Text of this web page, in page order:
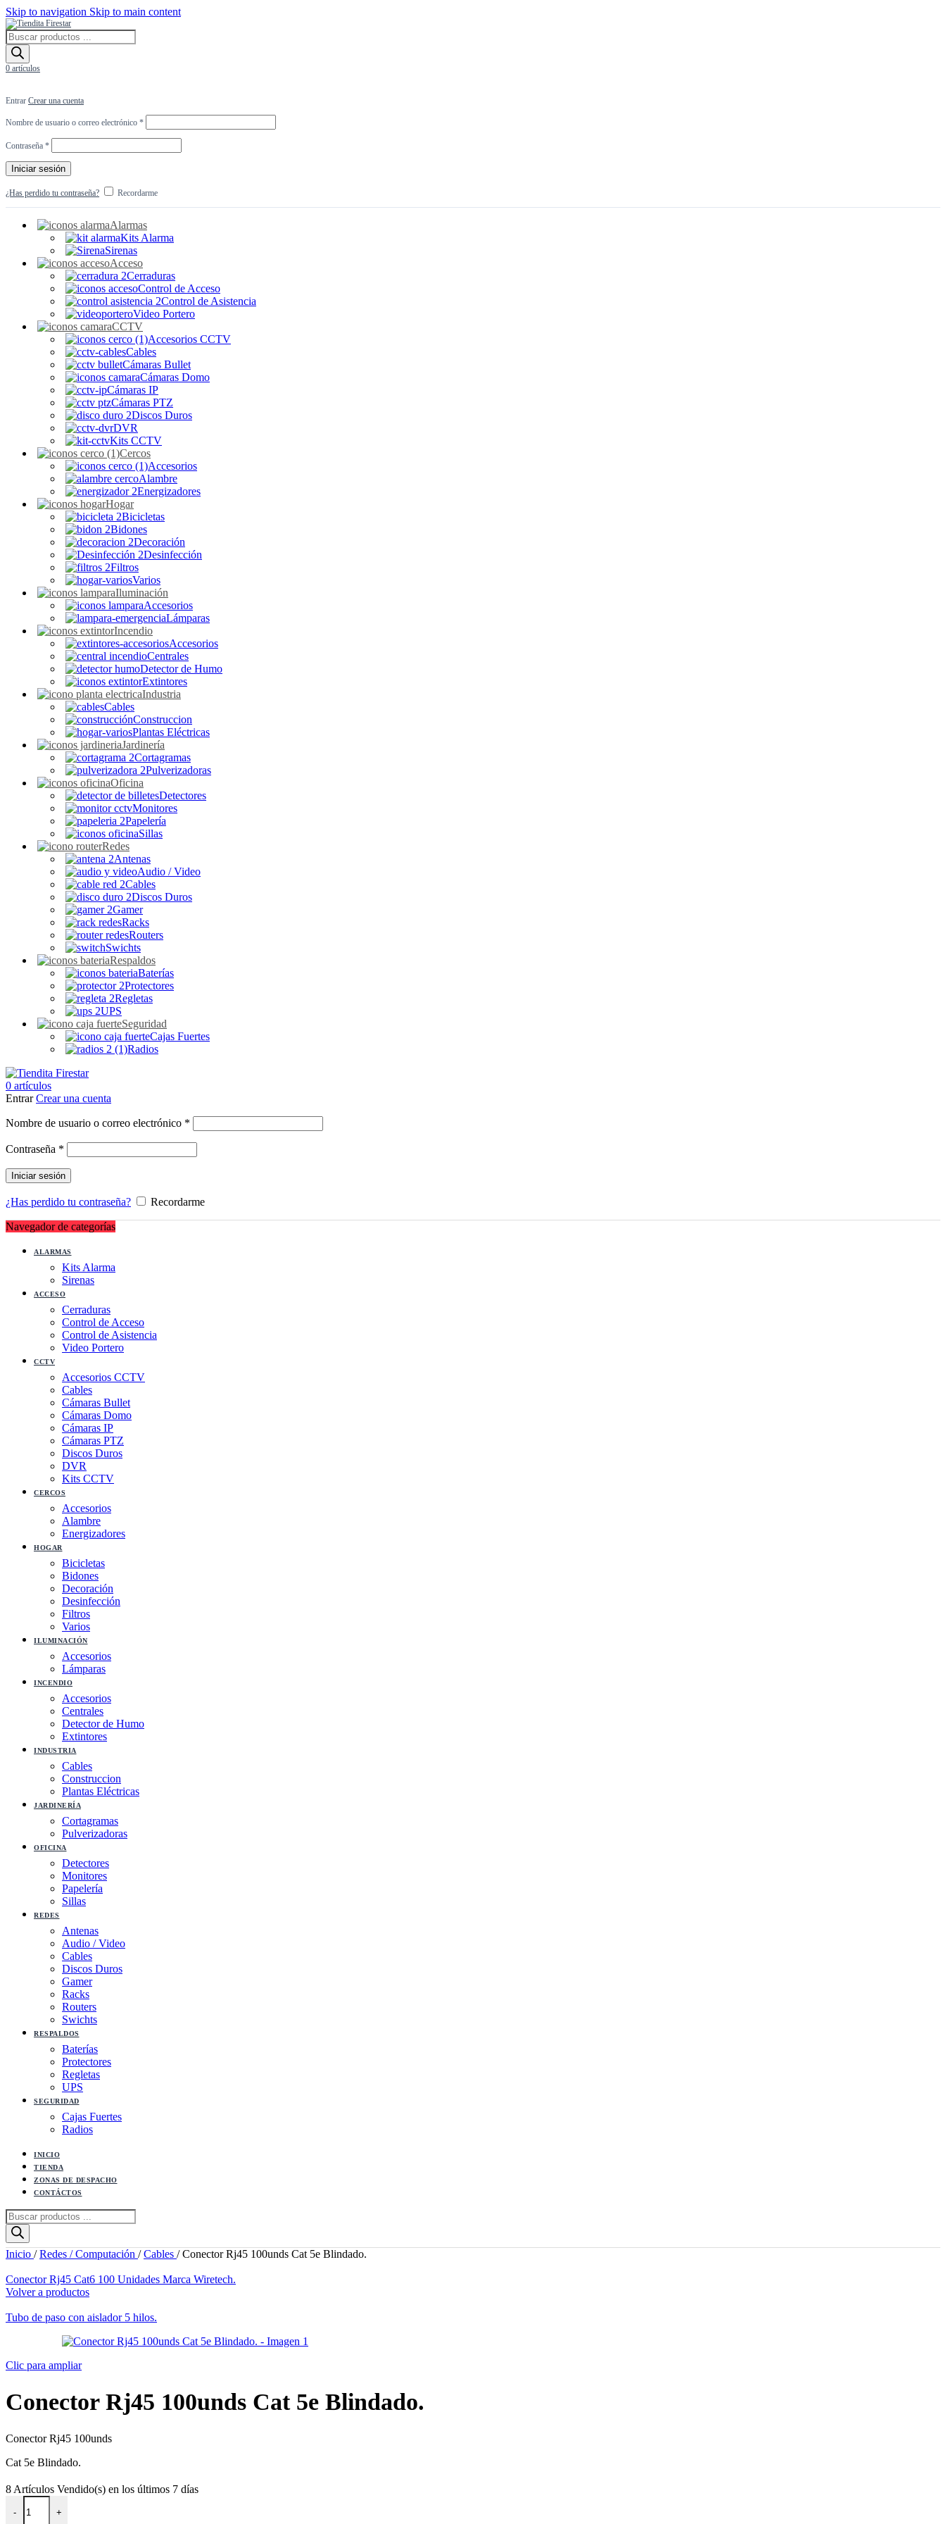
Skip to navigation Skip to main content
Búsqueda
de
productos
0 artículos
Entrar Crear una cuenta
Nombre de usuario o correo electrónico *Obligatorio
Contraseña *Obligatorio
Iniciar sesión
¿Has perdido tu contraseña? Recordarme
Alarmas
Kits Alarma
Sirenas
Acceso
Cerraduras
Control de Acceso
Control de Asistencia
Video Portero
CCTV
Accesorios CCTV
Cables
Cámaras Bullet
Cámaras Domo
Cámaras IP
Cámaras PTZ
Discos Duros
DVR
Kits CCTV
Cercos
Accesorios
Alambre
Energizadores
Hogar
Bicicletas
Bidones
Decoración
Desinfección
Filtros
Varios
Iluminación
Accesorios
Lámparas
Incendio
Accesorios
Centrales
Detector de Humo
Extintores
Industria
Cables
Construccion
Plantas Eléctricas
Jardinería
Cortagramas
Pulverizadoras
Oficina
Detectores
Monitores
Papelería
Sillas
Redes
Antenas
Audio / Video
Cables
Discos Duros
Gamer
Racks
Routers
Swichts
Respaldos
Baterías
Protectores
Regletas
UPS
Seguridad
Cajas Fuertes
Radios
0 artículos
EntrarCrear una cuenta
Nombre de usuario o correo electrónico *
Contraseña *
Iniciar sesión
¿Has perdido tu contraseña? Recordarme
Navegador de categorías
ALARMAS
Kits Alarma
Sirenas
ACCESO
Cerraduras
Control de Acceso
Control de Asistencia
Video Portero
CCTV
Accesorios CCTV
Cables
Cámaras Bullet
Cámaras Domo
Cámaras IP
Cámaras PTZ
Discos Duros
DVR
Kits CCTV
CERCOS
Accesorios
Alambre
Energizadores
HOGAR
Bicicletas
Bidones
Decoración
Desinfección
Filtros
Varios
ILUMINACIÓN
Accesorios
Lámparas
INCENDIO
Accesorios
Centrales
Detector de Humo
Extintores
INDUSTRIA
Cables
Construccion
Plantas Eléctricas
JARDINERÍA
Cortagramas
Pulverizadoras
OFICINA
Detectores
Monitores
Papelería
Sillas
REDES
Antenas
Audio / Video
Cables
Discos Duros
Gamer
Racks
Routers
Swichts
RESPALDOS
Baterías
Protectores
Regletas
UPS
SEGURIDAD
Cajas Fuertes
Radios
INICIO
TIENDA
ZONAS DE DESPACHO
CONTÁCTOS
Búsqueda
de
productos
Inicio / Redes / Computación / Cables / Conector Rj45 100unds Cat 5e Blindado.
Conector Rj45 Cat6 100 Unidades Marca Wiretech.
Volver a productos
Tubo de paso con aislador 5 hilos.
Clic para ampliar
Conector Rj45 100unds Cat 5e Blindado.
Conector Rj45 100unds
Cat 5e Blindado.
8 Artículos Vendido(s) en los últimos 7 días
-
Conector Rj45 100unds Cat 5e Blindado. cantidad
+